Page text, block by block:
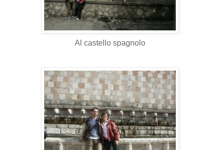
Al castello spagnolo